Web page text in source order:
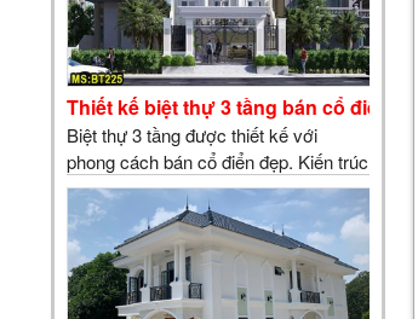
Thiết kế biệt thự 3 tầng bán cổ điển đẹp
Biệt thự 3 tầng được thiết kế với
phong cách bán cổ điển đẹp. Kiến trúc
ngoại thất biệt thự 3 tầng là sự kết hợp
của hai phong cách cổ điển và hiện
đại tạo nên một biệt thự bán cổ điển 3
tầng sang trọng đẹp và tinh tế. Trong
mẫu t…